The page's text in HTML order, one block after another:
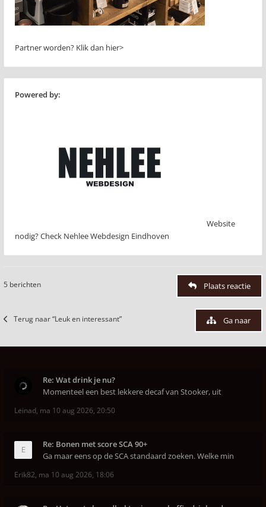
Partner worden? Klik dan hier>
Powered by:
Website
nodig? Check Nehlee Webdesign Eindhoven
5 berichten Plaats reactie
Terug naar “Leuk en interessant” Ga naar
Re: Wat drink je nu?
Momenteel een best lekkere decaf van Stooker, uit
Leinad, ma 10 aug 2026, 20:50
Re: Bonen met score SCA 90+
Ga maar eens op de SCA standaard zoeken. Welke min
Erik82, ma 10 aug 2026, 18:06